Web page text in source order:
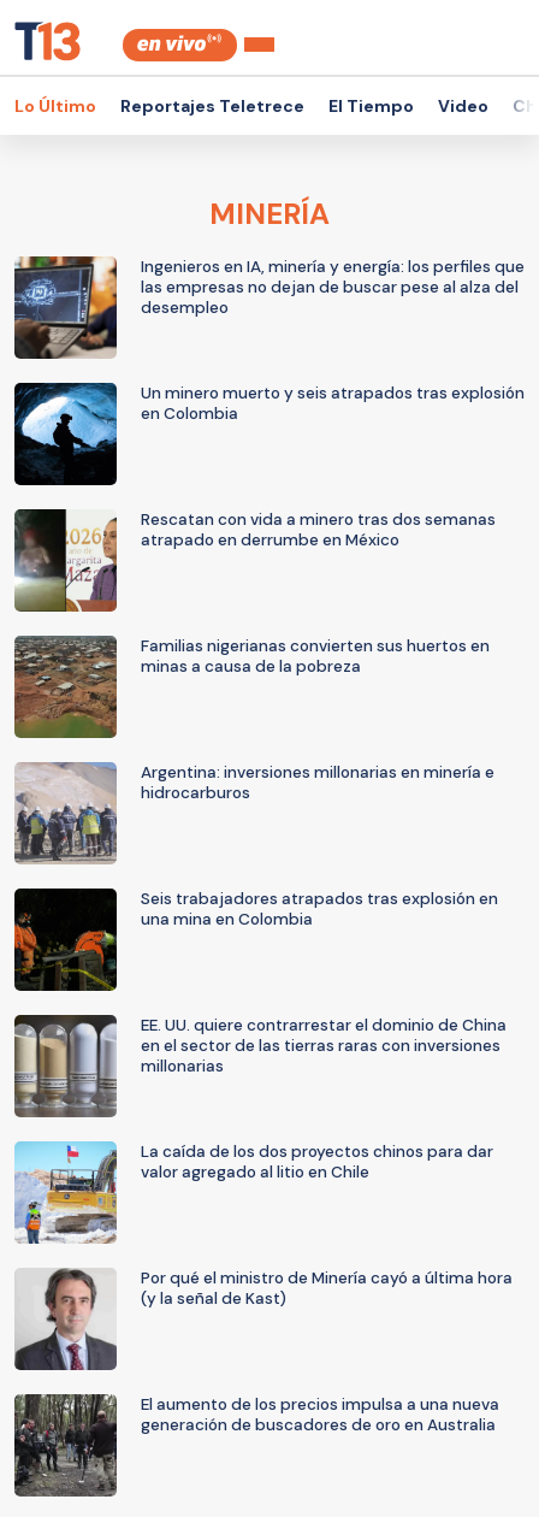
Lo Último Reportajes Teletrece El Tiempo Video
MINERÍA
Ingenieros en IA, minería y energía: los perfiles que
las empresas no dejan de buscar pese al alza del
desempleo
Un minero muerto y seis atrapados tras explosión
en Colombia
Rescatan con vida a minero tras dos semanas
atrapado en derrumbe en México
Familias nigerianas convierten sus huertos en
minas a causa de la pobreza
Argentina: inversiones millonarias en minería e
hidrocarburos
Seis trabajadores atrapados tras explosión en
una mina en Colombia
EE. UU. quiere contrarrestar el dominio de China
en el sector de las tierras raras con inversiones
millonarias
La caída de los dos proyectos chinos para dar
valor agregado al litio en Chile
Por qué el ministro de Minería cayó a última hora
(y la señal de Kast)
El aumento de los precios impulsa a una nueva
generación de buscadores de oro en Australia